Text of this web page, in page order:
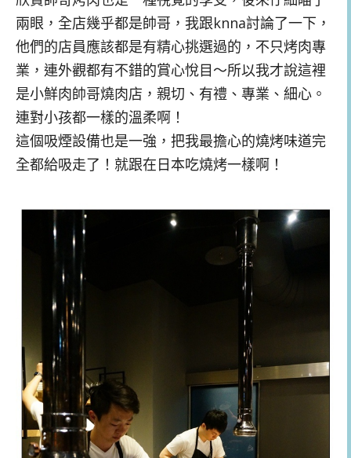
兩眼，全店幾乎都是帥哥，我跟knna討論了一下，
他們的店員應該都是有精心挑選過的，不只烤肉專
業，連外觀都有不錯的賞心悅目～所以我才說這裡
是小鮮肉帥哥燒肉店，親切、有禮、專業、細心。
連對小孩都一樣的溫柔啊！
這個吸煙設備也是一強，把我最擔心的燒烤味道完
全都給吸走了！就跟在日本吃燒烤一樣啊！